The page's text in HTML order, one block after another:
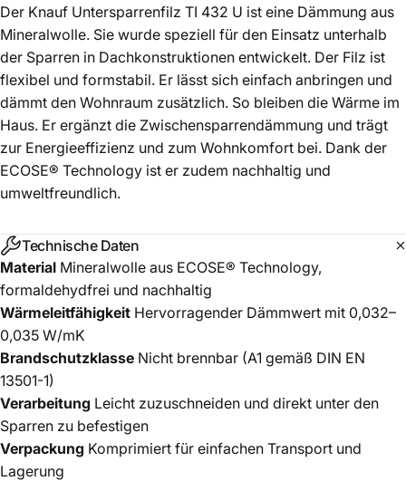
Der Knauf Untersparrenfilz TI 432 U ist eine Dämmung aus
Mineralwolle. Sie wurde speziell für den Einsatz unterhalb
der Sparren in Dachkonstruktionen entwickelt. Der Filz ist
flexibel und formstabil. Er lässt sich einfach anbringen und
dämmt den Wohnraum zusätzlich. So bleiben die Wärme im
Haus. Er ergänzt die Zwischensparrendämmung und trägt
zur Energieeffizienz und zum Wohnkomfort bei. Dank der
ECOSE® Technology ist er zudem nachhaltig und
umweltfreundlich.
Technische Daten
Material Mineralwolle aus ECOSE® Technology,
formaldehydfrei und nachhaltig
Wärmeleitfähigkeit Hervorragender Dämmwert mit 0,032–
0,035 W/mK
Brandschutzklasse Nicht brennbar (A1 gemäß DIN EN
13501-1)
Verarbeitung Leicht zuzuschneiden und direkt unter den
Sparren zu befestigen
Verpackung Komprimiert für einfachen Transport und
Lagerung